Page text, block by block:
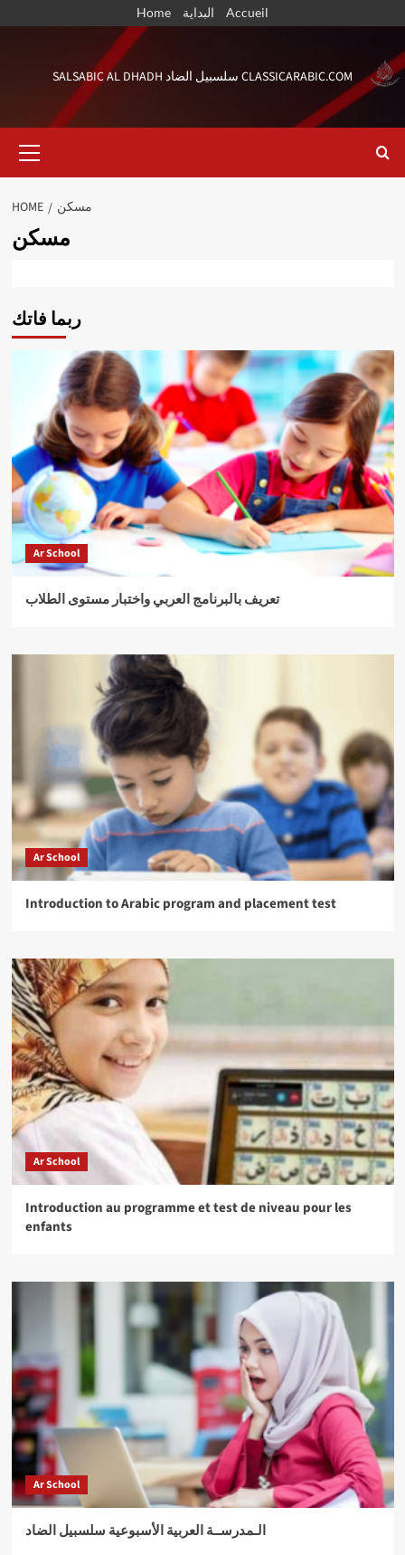
Home البداية Accueil
SALSABIC AL DHADH سلسبيل الضاد CLASSICARABIC.COM
Menu
HOME مسكن
مسكن
ربما فاتك
Ar School
تعريف بالبرنامج العربي واختبار مستوى الطلاب
Ar School
Introduction to Arabic program and placement test
Ar School
Introduction au programme et test de niveau pour les
enfants
Ar School
الـمدرســة العربية الأسبوعية سلسبيل الضاد